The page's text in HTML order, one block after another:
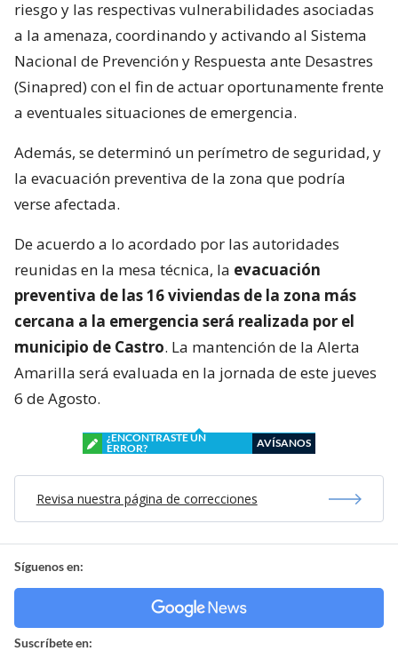
riesgo y las respectivas vulnerabilidades asociadas
a la amenaza, coordinando y activando al Sistema
Nacional de Prevención y Respuesta ante Desastres
(Sinapred) con el fin de actuar oportunamente frente
a eventuales situaciones de emergencia.
Además, se determinó un perímetro de seguridad, y
la evacuación preventiva de la zona que podría
verse afectada.
De acuerdo a lo acordado por las autoridades
reunidas en la mesa técnica, la evacuación
preventiva de las 16 viviendas de la zona más
cercana a la emergencia será realizada por el
municipio de Castro. La mantención de la Alerta
Amarilla será evaluada en la jornada de este jueves
6 de Agosto.
¿ENCONTRASTE UN
ERROR?
AVÍSANOS
Revisa nuestra página de correcciones
Síguenos en:
Suscríbete en: